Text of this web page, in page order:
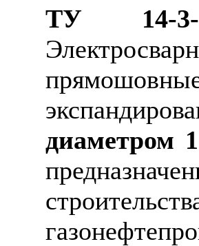
ТУ 14-3-
диаметром